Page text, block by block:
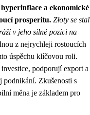
a ekonomické
prosperitu. Złoty se stal
v jeho silné pozici na
z nejrychleji rostoucích
úspěchu klíčovou roli.
podporují export a
Zkušenosti s
měna je základem pro